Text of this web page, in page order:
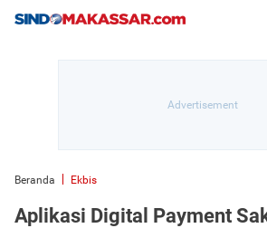
Beranda Ekbis
Aplikasi Digital Payment